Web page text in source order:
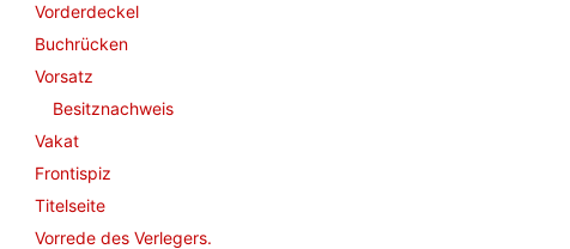
Vorderdeckel
Buchrücken
Vorsatz
Besitznachweis
Vakat
Frontispiz
Titelseite
Vorrede des Verlegers.